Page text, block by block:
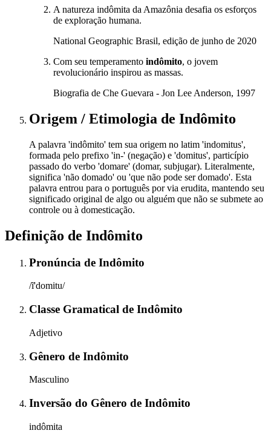
A natureza indômita da Amazônia desafia os esforços
de exploração humana.
National Geographic Brasil, edição de junho de 2020
Com seu temperamento indômito, o jovem
revolucionário inspirou as massas.
Biografia de Che Guevara - Jon Lee Anderson, 1997
Origem / Etimologia de Indômito
A palavra 'indômito' tem sua origem no latim 'indomitus',
formada pelo prefixo 'in-' (negação) e 'domitus', particípio
passado do verbo 'domare' (domar, subjugar). Literalmente,
significa 'não domado' ou 'que não pode ser domado'. Esta
palavra entrou para o português por via erudita, mantendo seu
significado original de algo ou alguém que não se submete ao
controle ou à domesticação.
Definição de Indômito
Pronúncia de Indômito
/ĩ'domitu/
Classe Gramatical de Indômito
Adjetivo
Gênero de Indômito
Masculino
Inversão do Gênero de Indômito
indômita